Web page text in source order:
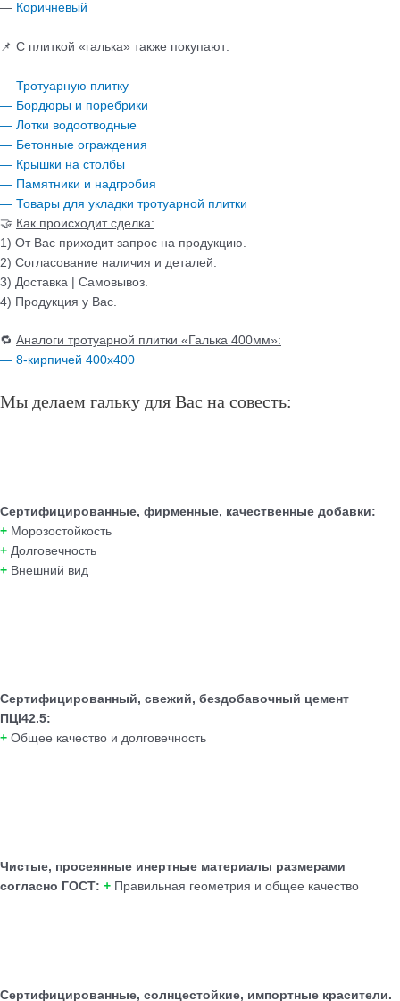
— Коричневый
📌 С плиткой «галька» также покупают:
— Тротуарную плитку
— Бордюры и поребрики
— Лотки водоотводные
— Бетонные ограждения
— Крышки на столбы
— Памятники и надгробия
— Товары для укладки тротуарной плитки
🤝 Как происходит сделка:
1) От Вас приходит запрос на продукцию.
2) Согласование наличия и деталей.
3) Доставка | Самовывоз.
4) Продукция у Вас.
🔁 Аналоги тротуарной плитки «Галька 400мм»:
— 8-кирпичей 400х400
Мы делаем гальку для Вас на совесть:
Сертифицированные, фирменные, качественные добавки:
+ Морозостойкость
+ Долговечность
+ Внешний вид
Сертифицированный, свежий, бездобавочный цемент
ПЦI42.5:
+ Общее качество и долговечность
Чистые, просеянные инертные материалы размерами
согласно ГОСТ: + Правильная геометрия и общее качество
Сертифицированные, солнцестойкие, импортные красители.